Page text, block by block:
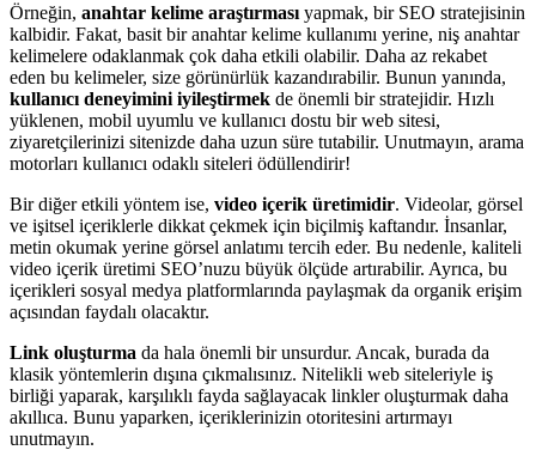
Örneğin, anahtar kelime araştırması yapmak, bir SEO stratejisinin
kalbidir. Fakat, basit bir anahtar kelime kullanımı yerine, niş anahtar
kelimelere odaklanmak çok daha etkili olabilir. Daha az rekabet
eden bu kelimeler, size görünürlük kazandırabilir. Bunun yanında,
kullanıcı deneyimini iyileştirmek de önemli bir stratejidir. Hızlı
yüklenen, mobil uyumlu ve kullanıcı dostu bir web sitesi,
ziyaretçilerinizi sitenizde daha uzun süre tutabilir. Unutmayın, arama
motorları kullanıcı odaklı siteleri ödüllendirir!
Bir diğer etkili yöntem ise, video içerik üretimidir. Videolar, görsel
ve işitsel içeriklerle dikkat çekmek için biçilmiş kaftandır. İnsanlar,
metin okumak yerine görsel anlatımı tercih eder. Bu nedenle, kaliteli
video içerik üretimi SEO’nuzu büyük ölçüde artırabilir. Ayrıca, bu
içerikleri sosyal medya platformlarında paylaşmak da organik erişim
açısından faydalı olacaktır.
Link oluşturma da hala önemli bir unsurdur. Ancak, burada da
klasik yöntemlerin dışına çıkmalısınız. Nitelikli web siteleriyle iş
birliği yaparak, karşılıklı fayda sağlayacak linkler oluşturmak daha
akıllıca. Bunu yaparken, içeriklerinizin otoritesini artırmayı
unutmayın.